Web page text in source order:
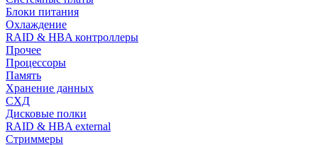
Блоки питания
Охлаждение
RAID & HBA контроллеры
Прочее
Процессоры
Память
Хранение данных
СХД
Дисковые полки
RAID & HBA external
Стриммеры